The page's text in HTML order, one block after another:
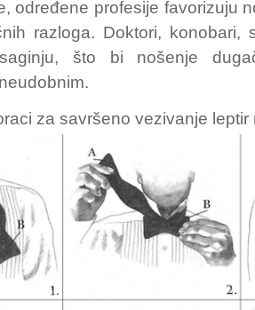
određene profesije favorizuju
razloga. Doktori, konobari,
što bi nošenje
za savršeno vezivanje leptir